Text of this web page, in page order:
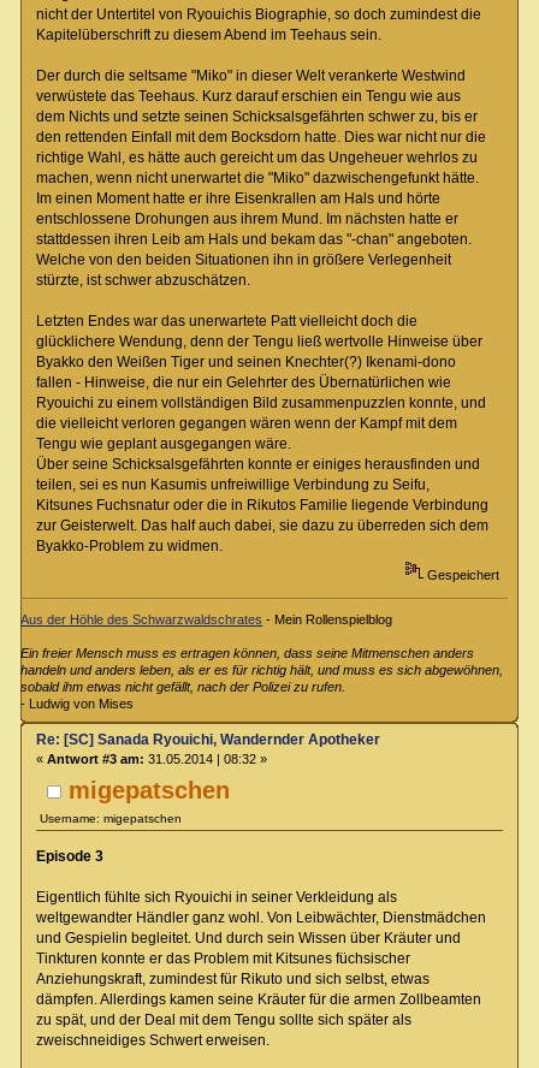
nicht der Untertitel von Ryouichis Biographie, so doch zumindest die
Kapitelüberschrift zu diesem Abend im Teehaus sein.
Der durch die seltsame "Miko" in dieser Welt verankerte Westwind
verwüstete das Teehaus. Kurz darauf erschien ein Tengu wie aus
dem Nichts und setzte seinen Schicksalsgefährten schwer zu, bis er
den rettenden Einfall mit dem Bocksdorn hatte. Dies war nicht nur die
richtige Wahl, es hätte auch gereicht um das Ungeheuer wehrlos zu
machen, wenn nicht unerwartet die "Miko" dazwischengefunkt hätte.
Im einen Moment hatte er ihre Eisenkrallen am Hals und hörte
entschlossene Drohungen aus ihrem Mund. Im nächsten hatte er
stattdessen ihren Leib am Hals und bekam das "-chan" angeboten.
Welche von den beiden Situationen ihn in größere Verlegenheit
stürzte, ist schwer abzuschätzen.
Letzten Endes war das unerwartete Patt vielleicht doch die
glücklichere Wendung, denn der Tengu ließ wertvolle Hinweise über
Byakko den Weißen Tiger und seinen Knechter(?) Ikenami-dono
fallen - Hinweise, die nur ein Gelehrter des Übernatürlichen wie
Ryouichi zu einem vollständigen Bild zusammenpuzzlen konnte, und
die vielleicht verloren gegangen wären wenn der Kampf mit dem
Tengu wie geplant ausgegangen wäre.
Über seine Schicksalsgefährten konnte er einiges herausfinden und
teilen, sei es nun Kasumis unfreiwillige Verbindung zu Seifu,
Kitsunes Fuchsnatur oder die in Rikutos Familie liegende Verbindung
zur Geisterwelt. Das half auch dabei, sie dazu zu überreden sich dem
Byakko-Problem zu widmen.
Gespeichert
Aus der Höhle des Schwarzwaldschrates - Mein Rollenspielblog
Ein freier Mensch muss es ertragen können, dass seine Mitmenschen anders
handeln und anders leben, als er es für richtig hält, und muss es sich abgewöhnen,
sobald ihm etwas nicht gefällt, nach der Polizei zu rufen.
- Ludwig von Mises
migepatschen
Username: migepatschen
Re: [SC] Sanada Ryouichi, Wandernder Apotheker
« Antwort #3 am: 31.05.2014 | 08:32 »
Episode 3
Eigentlich fühlte sich Ryouichi in seiner Verkleidung als
weltgewandter Händler ganz wohl. Von Leibwächter, Dienstmädchen
und Gespielin begleitet. Und durch sein Wissen über Kräuter und
Tinkturen konnte er das Problem mit Kitsunes füchsischer
Anziehungskraft, zumindest für Rikuto und sich selbst, etwas
dämpfen. Allerdings kamen seine Kräuter für die armen Zollbeamten
zu spät, und der Deal mit dem Tengu sollte sich später als
zweischneidiges Schwert erweisen.